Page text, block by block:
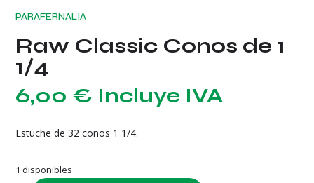
PARAFERNALIA
Raw Classic Conos de 1
1/4
6,00 € Incluye IVA
Estuche de 32 conos 1 1/4.
1 disponibles